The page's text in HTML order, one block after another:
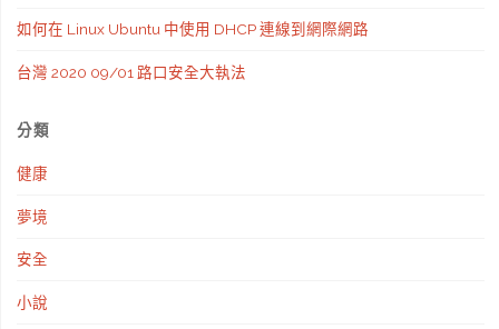
如何在 Linux Ubuntu 中使用 DHCP 連線到網際網路
台灣 2020 09/01 路口安全大執法
分類
健康
夢境
安全
小說